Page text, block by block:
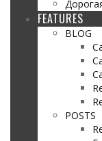
FEATURES
BLOG
POSTS